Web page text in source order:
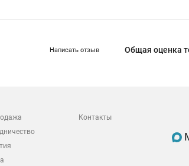
Написать отзыв Общая оценка
Контакты